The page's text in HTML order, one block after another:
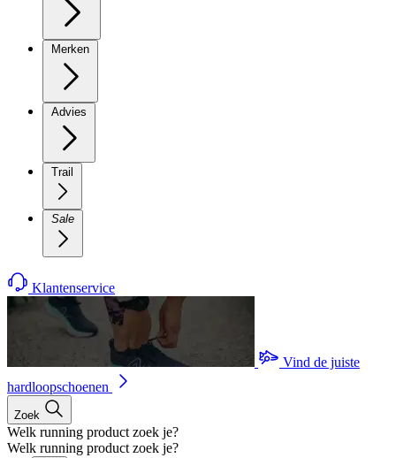
Merken
Advies
Trail
Sale
Klantenservice
Vind de juiste
hardloopschoenen
Zoek
Welk running product zoek je?
Welk running product zoek je?